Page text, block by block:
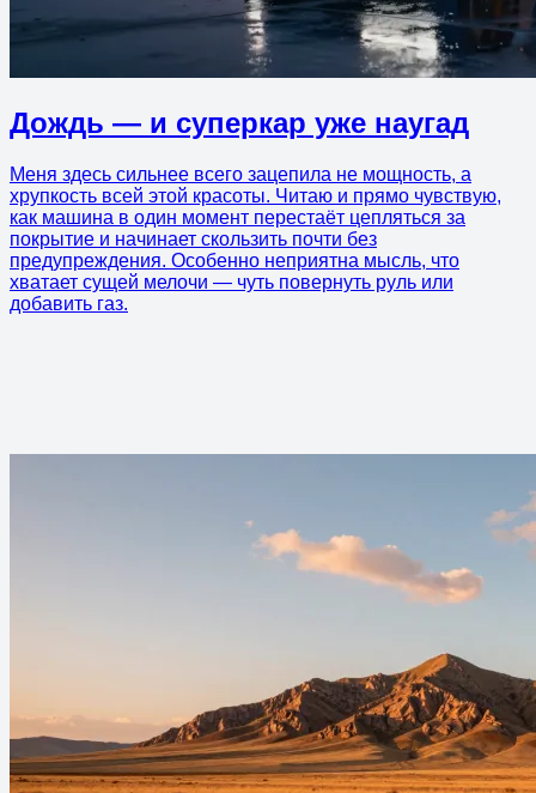
Дождь — и суперкар уже наугад
Меня здесь сильнее всего зацепила не мощность, а
хрупкость всей этой красоты. Читаю и прямо чувствую,
как машина в один момент перестаёт цепляться за
покрытие и начинает скользить почти без
предупреждения. Особенно неприятна мысль, что
хватает сущей мелочи — чуть повернуть руль или
добавить газ.